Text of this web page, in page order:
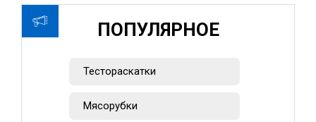
ПОПУЛЯРНОЕ
Тестораскатки
Мясорубки